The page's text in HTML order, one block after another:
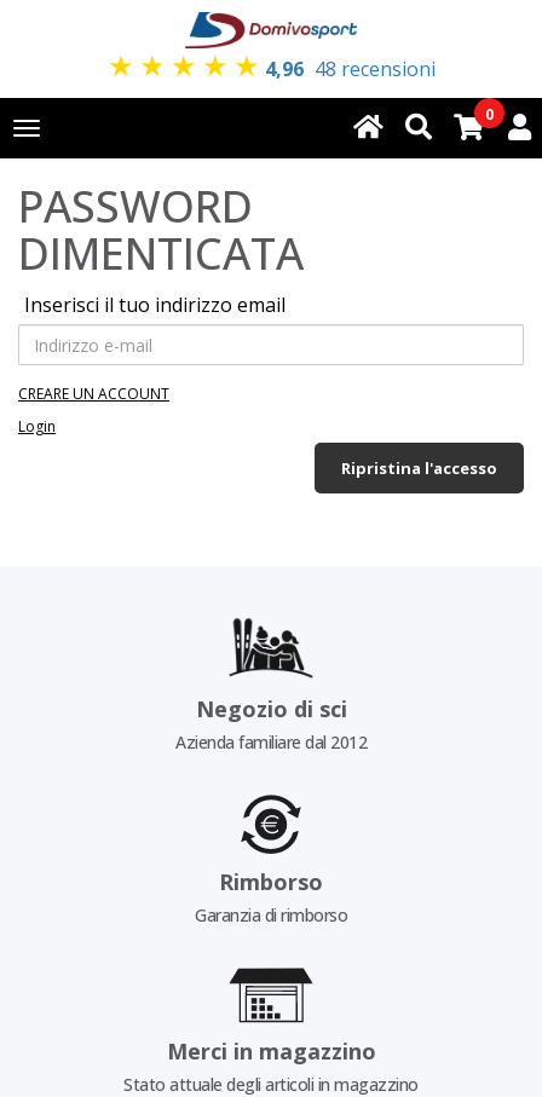
★ ★ ★ ★ ★ 4,96 48 recensioni
Toggle
navigation
0
PASSWORD
DIMENTICATA
Inserisci il tuo indirizzo email
CREARE UN ACCOUNT
Login
Ripristina l'accesso
Negozio di sci
Azienda familiare dal 2012
Rimborso
Garanzia di rimborso
Merci in magazzino
Stato attuale degli articoli in magazzino